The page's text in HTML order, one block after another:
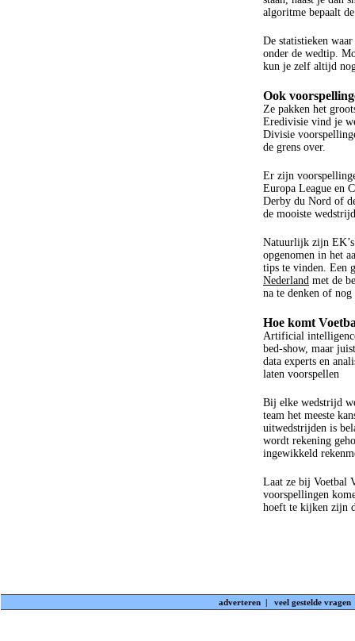
algoritme bepaalt
De statistieken
onder de wedtip.
kun je zelf altijd
Ook
Ze pakken het
Eredivisie vind je
Divisie
de grens over.
Er zijn
Europa League en
Derby du Nord of
de mooiste
Natuurlijk zijn
opgenomen in het
tips te vinden. Een
Nederland met de
na te denken of
Hoe komt
Artificial
bed-show, maar
data experts en
laten voorspellen
Bij elke wedstrijd
team het meeste
uitwedstrijden is
wordt rekening
ingewikkeld
Laat ze bij Voetbal
voorspellingen
hoeft te kijken zijn
adverteren | veel gestelde vragen